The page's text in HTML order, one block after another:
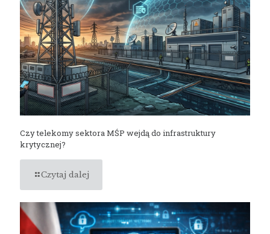
Czy telekomy sektora MŚP wejdą do infrastruktury
krytycznej?
Czytaj dalej